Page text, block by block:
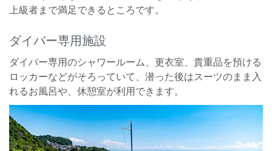
上級者まで満足できるところです。
ダイバー専用施設
ダイバー専用のシャワールーム、更衣室、貴重品を預ける
ロッカーなどがそろっていて、潜った後はスーツのまま入
れるお風呂や、休憩室が利用できます。